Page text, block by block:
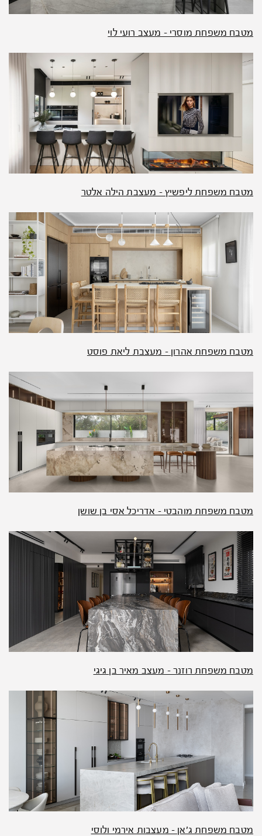
מטבח משפחת מוסרי – מעצב רועי לוי
מטבח משפחת ליפשיץ – מעצבת הילה אלטר
מטבח משפחת אהרון – מעצבת ליאת פוסט
מטבח משפחת מוהבטי – אדריכל אסי בן שושן
מטבח משפחת רוזנר – מעצב מאיר בן גיגי
מטבח משפחת ג'אן – מעצבות אירמי ולוסי